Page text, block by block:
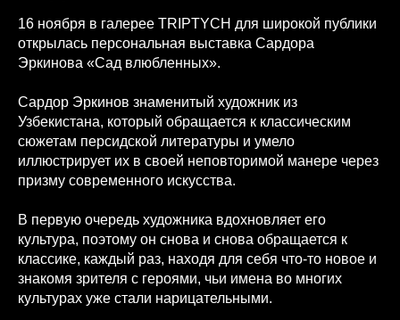
16 ноября в галерее TRIPTYCH для широкой публики
открылась персональная выставка Сардора
Эркинова «Сад влюбленных».
Сардор Эркинов знаменитый художник из
Узбекистана, который обращается к классическим
сюжетам персидской литературы и умело
иллюстрирует их в своей неповторимой манере через
призму современного искусства.
В первую очередь художника вдохновляет его
культура, поэтому он снова и снова обращается к
классике, каждый раз, находя для себя что-то новое и
знакомя зрителя с героями, чьи имена во многих
культурах уже стали нарицательными.